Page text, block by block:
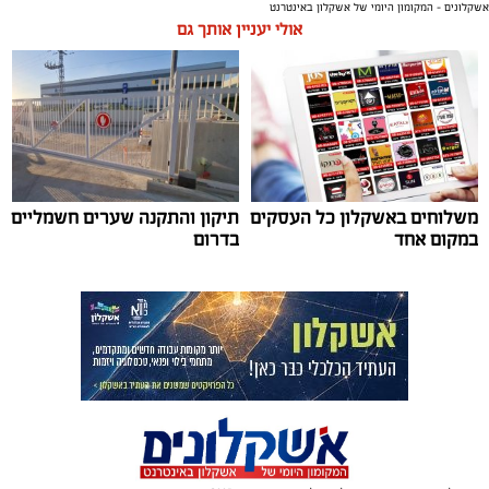
תגים:אשקלון, אקו פארק פסטיבל באגם
עיריית אשקלון תקיים בסוף חודש אוגוסט את פסטיבל ‘בירה
באגם׳ 3, אירוע המוזיקה והפנאי המרכזי של הקיץ, שיתקיים
בימים רביעי וחמישי, 26-27 באוגוסט 2026, באקו-פארק
אשקלון.
השנה הפסטיבל למשוך אלפי משתתפים, שייהנו מחוויה של
בירה, טעמים ומוזיקה באחד הלוקיישנים היפים בישראל.
המתחם יכלול עשרות דוכני בירה ממבשלות מקומיות
ובינלאומיות, מגוון רחב של דוכני אוכל, מתחמי ישיבה
ואווירה צעירה ותוססת לצד האגם המלאכותי הגדול בישראל.
הפסטיבל יכלול הופעות חיות של אמנים מהשורה הראשונה:
אשקלונים - המקומון היומי של אשקלון באינטרנט
אולי יעניין אותך גם
משלוחים באשקלון כל העסקים
במקום אחד
תיקון והתקנה שערים חשמליים
בדרום